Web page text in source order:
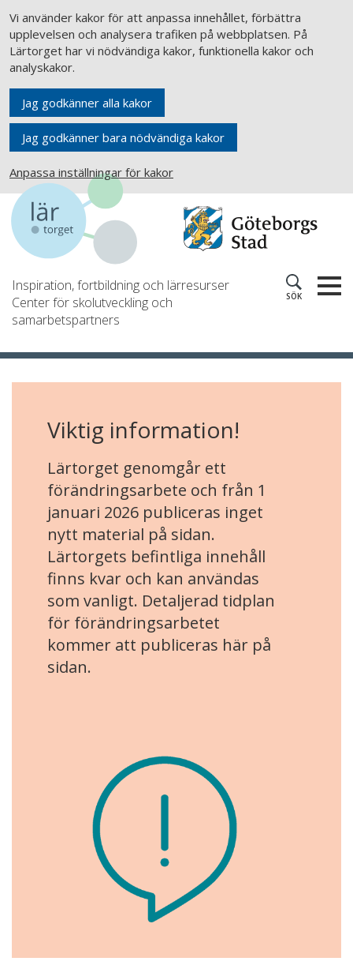
Vi använder kakor för att anpassa innehållet, förbättra
upplevelsen och analysera trafiken på webbplatsen. På
Lärtorget har vi nödvändiga kakor, funktionella kakor och
analyskakor.
Jag godkänner alla kakor
Jag godkänner bara nödvändiga kakor
Anpassa inställningar för kakor
Inspiration, fortbildning och lärresurser
Center för skolutveckling och
samarbetspartners
SÖK
Viktig information!
Lärtorget genomgår ett
förändringsarbete och från 1
januari 2026 publiceras inget
nytt material på sidan.
Lärtorgets befintliga innehåll
finns kvar och kan användas
som vanligt. Detaljerad tidplan
för förändringsarbetet
kommer att publiceras här på
sidan.